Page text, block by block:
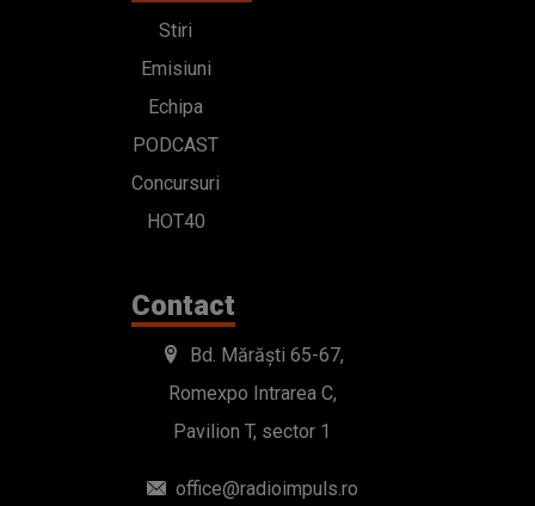
Stiri
Emisiuni
Echipa
PODCAST
Concursuri
HOT40
Contact
Bd. Mărăști 65-67,
Romexpo Intrarea C,
Pavilion T, sector 1
office@radioimpuls.ro